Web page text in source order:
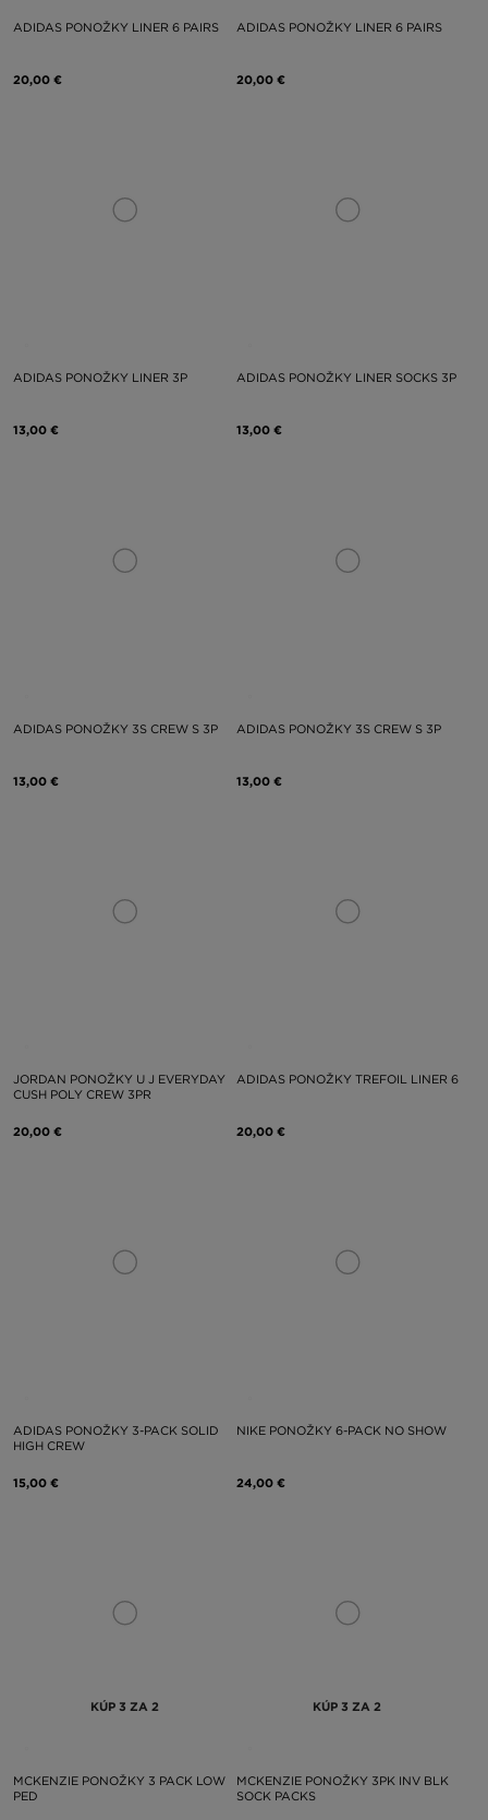
ADIDAS PONOŽKY LINER 6 PAIRS
20,00 €
ADIDAS PONOŽKY LINER 6 PAIRS
20,00 €
ADIDAS PONOŽKY LINER 3P
13,00 €
ADIDAS PONOŽKY LINER SOCKS 3P
13,00 €
ADIDAS PONOŽKY 3S CREW S 3P
13,00 €
ADIDAS PONOŽKY 3S CREW S 3P
13,00 €
JORDAN PONOŽKY U J EVERYDAY
CUSH POLY CREW 3PR
20,00 €
ADIDAS PONOŽKY TREFOIL LINER 6
20,00 €
ADIDAS PONOŽKY 3-PACK SOLID
HIGH CREW
15,00 €
NIKE PONOŽKY 6-PACK NO SHOW
24,00 €
KÚP 3 ZA 2
MCKENZIE PONOŽKY 3 PACK LOW
PED
KÚP 3 ZA 2
MCKENZIE PONOŽKY 3PK INV BLK
SOCK PACKS